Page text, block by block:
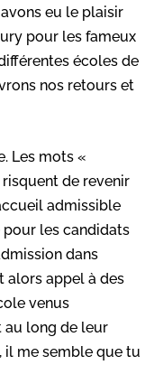
eu le plaisir
pour les fameux
écoles de
nos retours et
Les mots «
de revenir
admissible
pour les candidats
dans
alors appel à des
venus
au long de leur
il me semble que tu